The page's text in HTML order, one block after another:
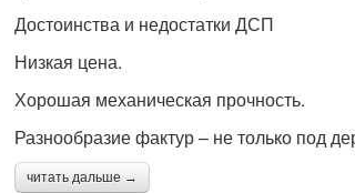
Достоинства и недостатки ДСП
Низкая цена.
Хорошая механическая прочность.
Разнообразие фактур – не только под
читать дальше →